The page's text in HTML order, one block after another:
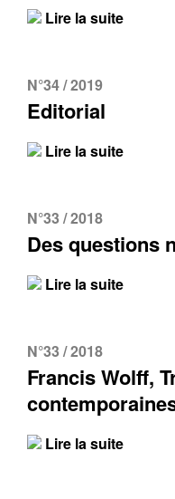
Lire la suite
N°34 / 2019
Editorial
Lire la suite
N°33 / 2018
Des questions
Lire la suite
N°33 / 2018
Francis Wolff,
Lire la suite